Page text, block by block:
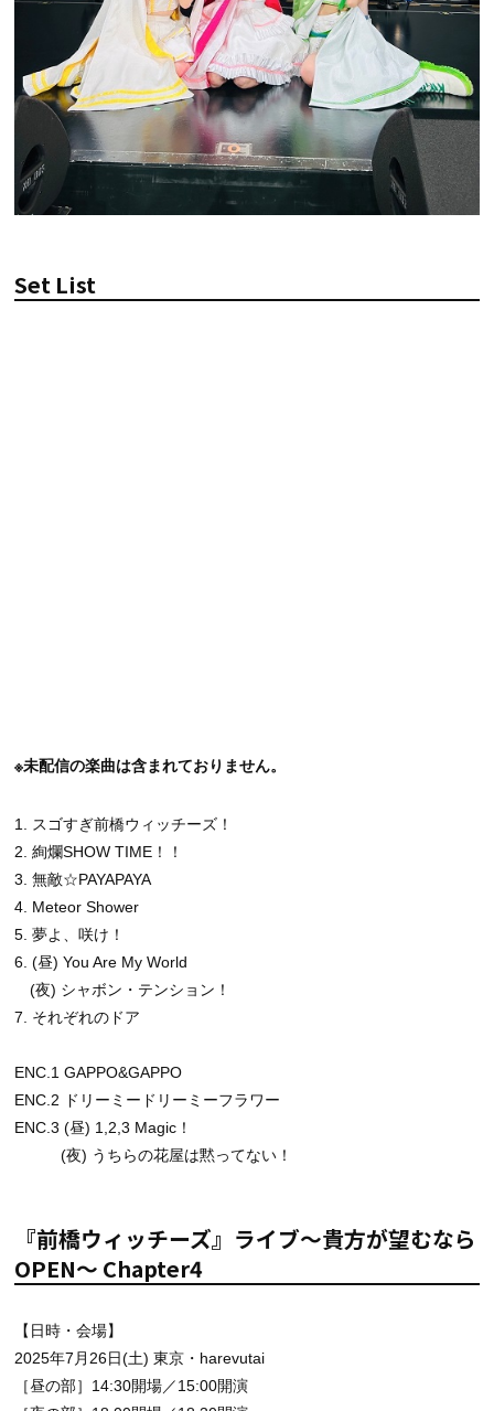
Set List
※未配信の楽曲は含まれておりません。
1. スゴすぎ前橋ウィッチーズ！
2. 絢爛SHOW TIME！！
3. 無敵☆PAYAPAYA
4. Meteor Shower
5. 夢よ、咲け！
6. (昼) You Are My World
(夜) シャボン・テンション！
7. それぞれのドア
ENC.1 GAPPO&GAPPO
ENC.2 ドリーミードリーミーフラワー
ENC.3 (昼) 1,2,3 Magic！
(夜) うちらの花屋は黙ってない！
『前橋ウィッチーズ』ライブ～貴方が望むなら
OPEN～ Chapter4
【日時・会場】
2025年7月26日(土) 東京・harevutai
［昼の部］14:30開場／15:00開演